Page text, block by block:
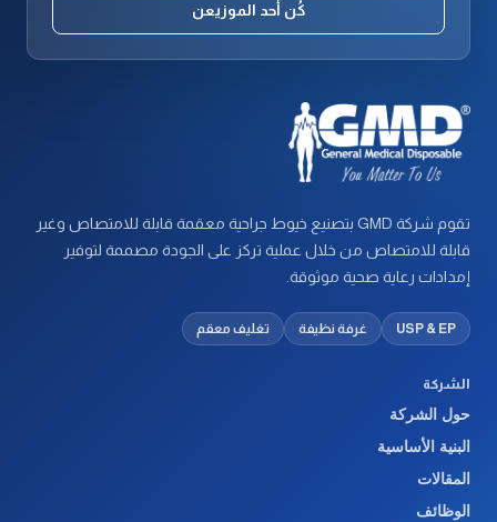
كُن أحد الموزيعن
تقوم شركة GMD بتصنيع خيوط جراحية معقمة قابلة للامتصاص وغير
قابلة للامتصاص من خلال عملية تركز على الجودة مصممة لتوفير
إمدادات رعاية صحية موثوقة.
USP & EP غرفة نظيفة تغليف معقم
الشركة
حول الشركة
البنية الأساسية
المقالات
الوظائف